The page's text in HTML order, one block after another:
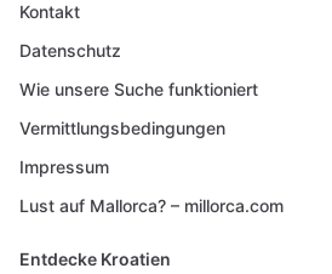
Kontakt
Datenschutz
Wie unsere Suche funktioniert
Vermittlungsbedingungen
Impressum
Lust auf Mallorca? – millorca.com
Entdecke Kroatien